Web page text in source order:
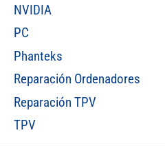
NVIDIA
PC
Phanteks
Reparación Ordenadores
Reparación TPV
TPV